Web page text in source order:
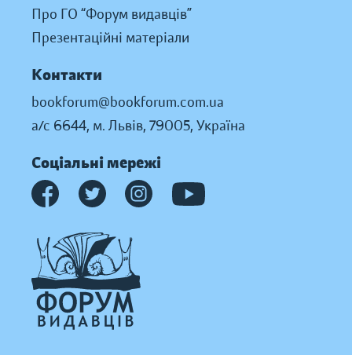
Про ГО “Форум видавців”
Презентаційні матеріали
Контакти
bookforum@bookforum.com.ua
а/с 6644, м. Львів, 79005, Україна
Соціальні мережі